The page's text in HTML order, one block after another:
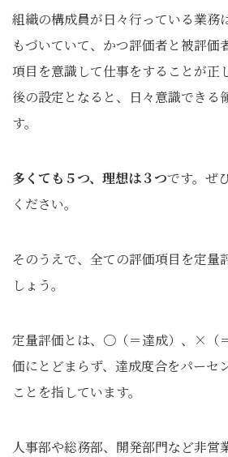
組織の構成員が日々行っている業務
もづいていて、かつ評価者と被評価
項目を意識して仕事をすることが正
後の設定となると、日々意識できる
す。
多くても５つ、理想は３つです。ぜ
ください。
そのうえで、全ての評価項目を定量
しょう。
定量評価とは、〇（＝達成）、×（
価にとどまらず、達成度合をパーセ
ことを指しています。
人事部や総務部、開発部門など非営